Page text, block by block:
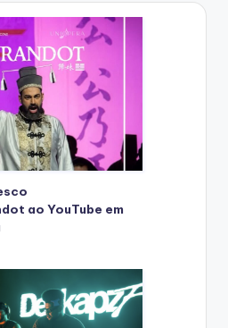
ao YouTube em